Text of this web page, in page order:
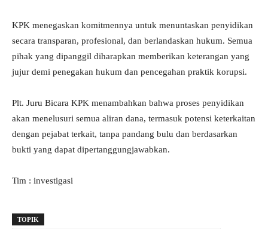
KPK menegaskan komitmennya untuk menuntaskan penyidikan
secara transparan, profesional, dan berlandaskan hukum. Semua
pihak yang dipanggil diharapkan memberikan keterangan yang
jujur demi penegakan hukum dan pencegahan praktik korupsi.
Plt. Juru Bicara KPK menambahkan bahwa proses penyidikan
akan menelusuri semua aliran dana, termasuk potensi keterkaitan
dengan pejabat terkait, tanpa pandang bulu dan berdasarkan
bukti yang dapat dipertanggungjawabkan.
Tim : investigasi
TOPIK